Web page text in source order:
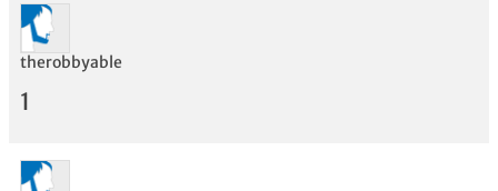
therobbyable
1